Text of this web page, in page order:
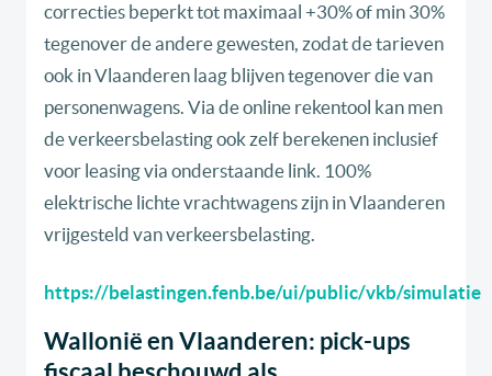
correcties beperkt tot maximaal +30% of min 30%
tegenover de andere gewesten, zodat de tarieven
ook in Vlaanderen laag blijven tegenover die van
personenwagens. Via de online rekentool kan men
de verkeersbelasting ook zelf berekenen inclusief
voor leasing via onderstaande link. 100%
elektrische lichte vrachtwagens zijn in Vlaanderen
vrijgesteld van verkeersbelasting.
https://belastingen.fenb.be/ui/public/vkb/simulatie
Wallonië en Vlaanderen: pick-ups